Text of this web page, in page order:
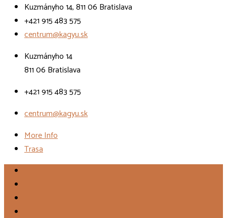
Kuzmányho 14, 811 06 Bratislava
+421 915 483 575
centrum@kagyu.sk
Kuzmányho 14
811 06 Bratislava
+421 915 483 575
centrum@kagyu.sk
More Info
Trasa